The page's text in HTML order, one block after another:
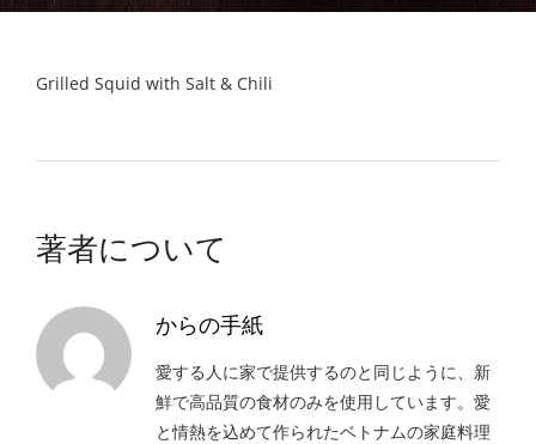
Grilled Squid with Salt & Chili
著者について
からの手紙
愛する人に家で提供するのと同じように、新
鮮で高品質の食材のみを使用しています。愛
と情熱を込めて作られたベトナムの家庭料理